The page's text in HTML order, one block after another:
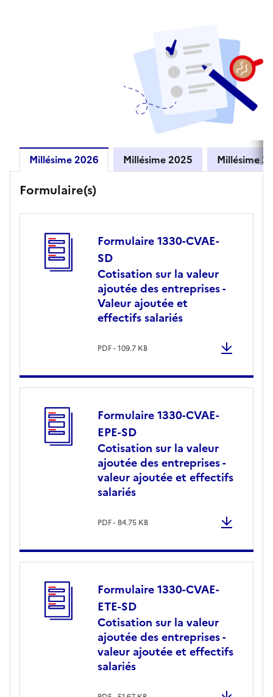
Millésime 2026 Millésime 2025
Millésime 2026
Formulaire(s)
Formulaire 1330-CVAE-
SD
Cotisation sur la valeur
ajoutée des entreprises -
Valeur ajoutée et
effectifs salariés
PDF - 109.7 KB
Formulaire 1330-CVAE-
EPE-SD
Cotisation sur la valeur
ajoutée des entreprises -
valeur ajoutée et effectifs
salariés
PDF - 84.75 KB
Formulaire 1330-CVAE-
ETE-SD
Cotisation sur la valeur
ajoutée des entreprises -
valeur ajoutée et effectifs
salariés